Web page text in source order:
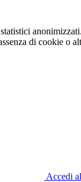
di cookie o
Accedi